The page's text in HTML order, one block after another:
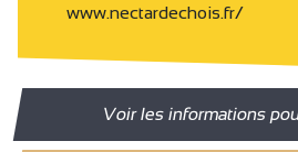
www.nectardechois.fr/
Voir les informations